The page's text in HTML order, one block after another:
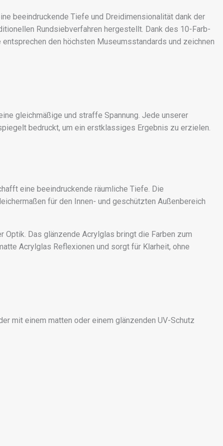
beeindruckende Tiefe und Dreidimensionalität dank der
Rundsiebverfahren hergestellt. Dank des 10-Farb-
den höchsten Museumsstandards und zeichnen
gleichmäßige und straffe Spannung. Jede unserer
bedruckt, um ein erstklassiges Ergebnis zu erzielen.
eine beeindruckende räumliche Tiefe. Die
für den Innen- und geschützten Außenbereich
Das glänzende Acrylglas bringt die Farben zum
Acrylglas Reflexionen und sorgt für Klarheit, ohne
mit einem matten oder einem glänzenden UV-Schutz